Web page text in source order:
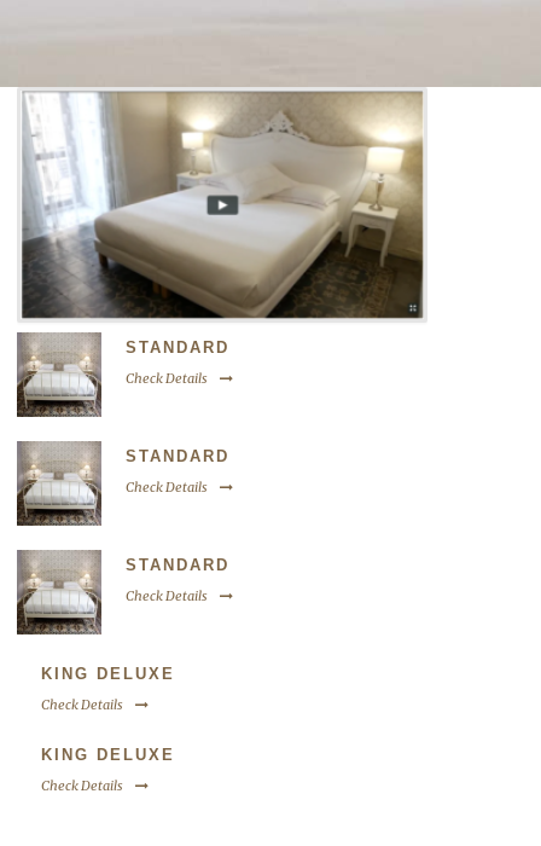
STANDARD
Check Details
STANDARD
Check Details
STANDARD
Check Details
KING DELUXE
Check Details
KING DELUXE
Check Details